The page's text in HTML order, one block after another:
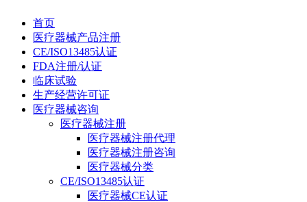
首页
医疗器械产品注册
CE/ISO13485认证
FDA注册/认证
临床试验
生产经营许可证
医疗器械咨询
医疗器械注册
医疗器械注册代理
医疗器械注册咨询
医疗器械分类
CE/ISO13485认证
医疗器械CE认证